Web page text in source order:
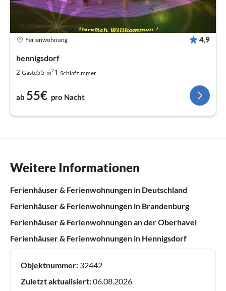
Ferienwohnung 4,9
hennigsdorf
2 Gäste55 m21 Schlafzimmer
ab 55€ pro Nacht
Weitere Informationen
Ferienhäuser & Ferienwohnungen in Deutschland
Ferienhäuser & Ferienwohnungen in Brandenburg
Ferienhäuser & Ferienwohnungen an der Oberhavel
Ferienhäuser & Ferienwohnungen in Hennigsdorf
Objektnummer: 32442
Zuletzt aktualisiert:06.08.2026